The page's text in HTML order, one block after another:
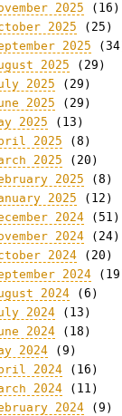
2025 (16)
2025 (25)
2025
2025 (29)
2025 (29)
2025 (29)
2025 (13)
2025 (8)
2025 (20)
2025 (8)
2025 (12)
2024 (51)
2024 (24)
2024 (20)
2024
2024 (6)
2024 (13)
2024 (18)
2024 (9)
2024 (16)
2024 (11)
2024 (9)